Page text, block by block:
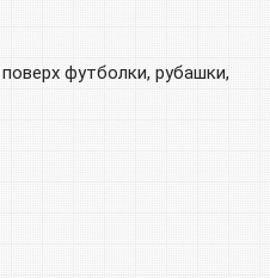
футболки, рубашки,